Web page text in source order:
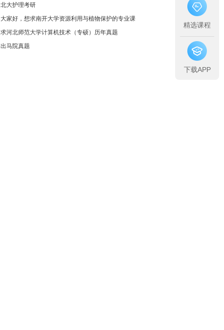
北大护理考研
大家好，想求南开大学资源利用与植物保护的专业课
资料...
求河北师范大学计算机技术（专硕）历年真题
出马院真题
精选课程
下载APP